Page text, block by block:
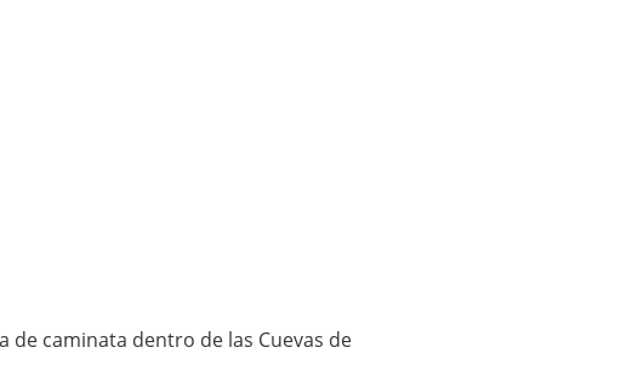
caminata dentro de las Cuevas de